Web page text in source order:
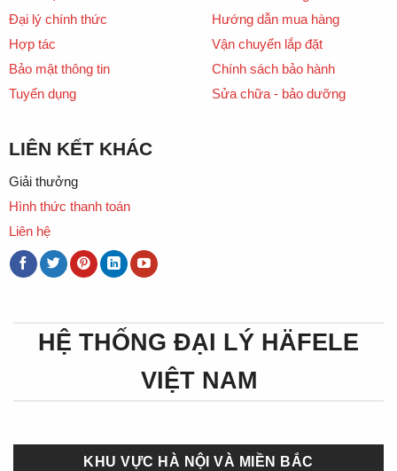
Đại lý chính thức
Hợp tác
Bảo mật thông tin
Tuyển dụng
Hướng dẫn mua hàng
Vận chuyển lắp đặt
Chính sách bảo hành
Sửa chữa - bảo dưỡng
LIÊN KẾT KHÁC
Giải thưởng
Hình thức thanh toán
Liên hệ
HỆ THỐNG ĐẠI LÝ HÄFELE
VIỆT NAM
KHU VỰC HÀ NỘI VÀ MIỀN BẮC